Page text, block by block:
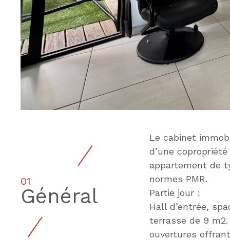
01
Général
Le cabinet
d’une
appartement de
normes PMR.
Partie jour :
Hall d’entrée,
terrasse de 9
ouvertures